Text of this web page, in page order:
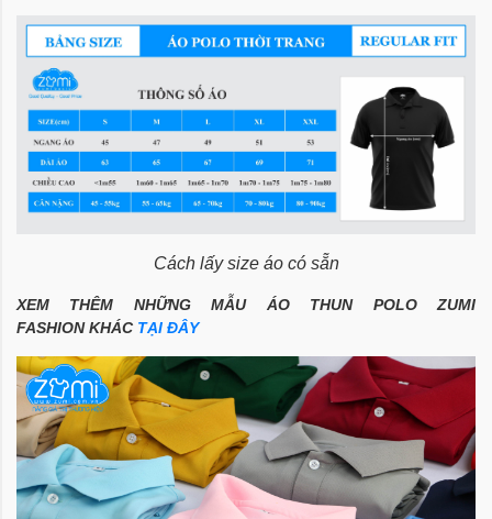
Cách lấy size áo có sẵn
XEM THÊM NHỮNG MẪU ÁO THUN POLO ZUMI
FASHIONKHÁC TẠI ĐÂY